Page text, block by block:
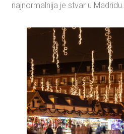
najnormalnija je stvar u Madridu.